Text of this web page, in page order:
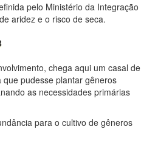
pelo Ministério da Integração
aridez e o risco de seca.
chega aqui um casal de
pudesse plantar gêneros
as necessidades primárias
para o cultivo de gêneros